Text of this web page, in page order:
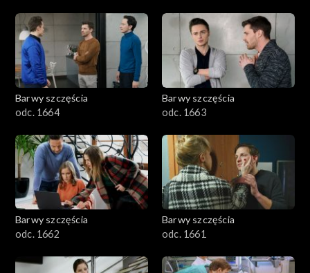
Barwy szczęścia
odc. 1664
Barwy szczęścia
odc. 1663
Barwy szczęścia
odc. 1662
Barwy szczęścia
odc. 1661